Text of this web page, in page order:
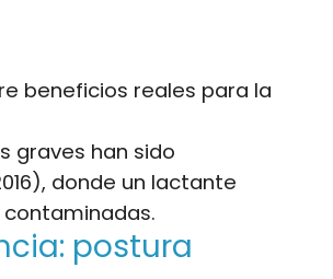
beneficios reales para la
graves han sido
donde un lactante
postura